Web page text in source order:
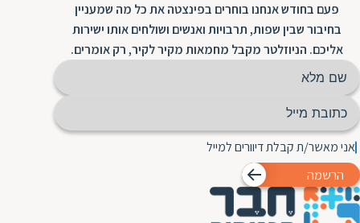
פעם בחודש אנחנו בוחרים בפינצטה את כל מה שמעניין
בחיבור שבין שפות, תרבויות ואנשים ושולחים אותו ישירות
אליכם. הניוזלטר מקבל מחמאות מקיר לקיר, רק אומרים.
אני מאשר/ת קבלת דיוורים למייל
הרשמה